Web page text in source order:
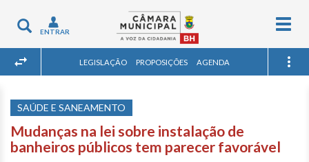
Toggle
navigation
ENTRAR
LEGISLAÇÃO PROPOSIÇÕES AGENDA
SAÚDE E SANEAMENTO
Mudanças na lei sobre instalação de
banheiros públicos tem parecer favorável